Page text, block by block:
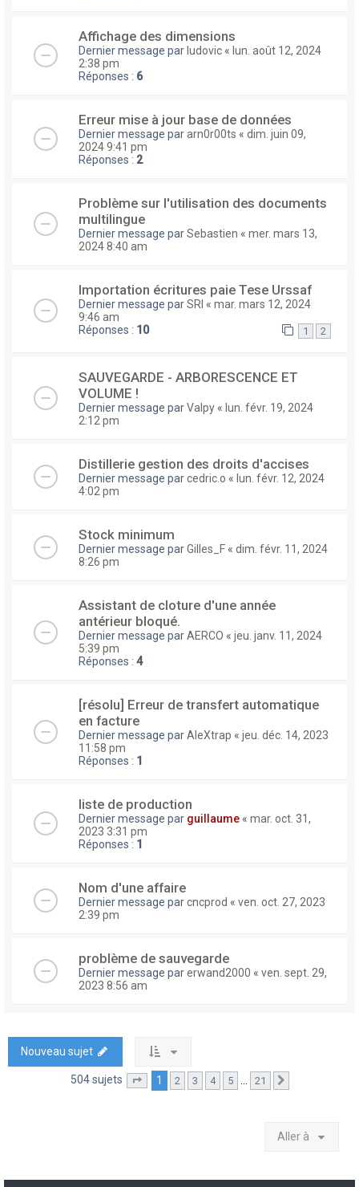
Affichage des dimensions
Dernier message par ludovic « lun. août 12, 2024
2:38 pm
Réponses : 6
Erreur mise à jour base de données
Dernier message pararn0r00ts « dim. juin 09,
2024 9:41 pm
Réponses : 2
Problème sur l'utilisation des documents
multilingue
Dernier message parSebastien « mer. mars 13,
2024 8:40 am
Importation écritures paie Tese Urssaf
Dernier message parSRI « mar. mars 12, 2024
9:46 am
Réponses : 10 1 2
SAUVEGARDE - ARBORESCENCE ET
VOLUME !
Dernier message parValpy « lun. févr. 19, 2024
2:12 pm
Distillerie gestion des droits d'accises
Dernier message parcedric.o « lun. févr. 12, 2024
4:02 pm
Stock minimum
Dernier message parGilles_F « dim. févr. 11, 2024
8:26 pm
Assistant de cloture d'une année
antérieur bloqué.
Dernier message parAERCO « jeu. janv. 11, 2024
5:39 pm
Réponses : 4
[résolu] Erreur de transfert automatique
en facture
Dernier message parAleXtrap « jeu. déc. 14, 2023
11:58 pm
Réponses : 1
liste de production
Dernier message par guillaume « mar. oct. 31,
2023 3:31 pm
Réponses : 1
Nom d'une affaire
Dernier message parcncprod « ven. oct. 27, 2023
2:39 pm
problème de sauvegarde
Dernier message parerwand2000 « ven. sept. 29,
2023 8:56 am
Nouveau sujet
504 sujets Page sur21
1 2 3 4 5 … 21
Aller à